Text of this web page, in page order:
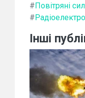
#Повітряні
#
Інші